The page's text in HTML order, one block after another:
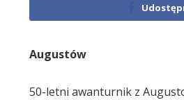
Augustów
50-letni awanturnik z